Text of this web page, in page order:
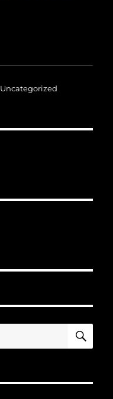
Categorieën
Uncategorized